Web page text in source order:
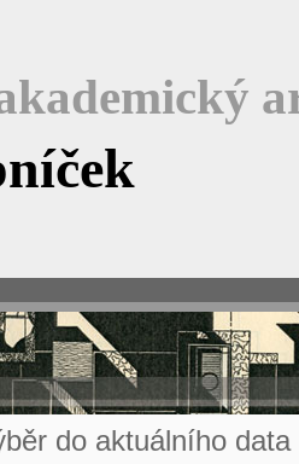
do aktuálního data